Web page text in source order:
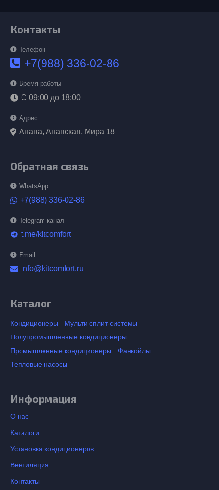
Контакты
Телефон
+7(988) 336-02-86
Время работы
С 09:00 до 18:00
Адрес:
Анапа, Анапская, Мира 18
Обратная связь
WhatsApp
+7(988) 336-02-86
Telegram канал
telegram t.me/kitcomfort
Email
info@kitcomfort.ru
Каталог
Кондиционеры
Мульти сплит-системы
Полупромышленные кондиционеры
Промышленные кондиционеры
Фанкойлы
Тепловые насосы
Информация
О нас
Каталоги
Установка кондиционеров
Вентиляция
Контакты